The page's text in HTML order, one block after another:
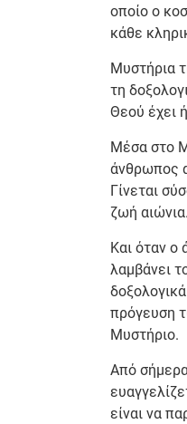
οποίο ο
κάθε
Μυστήρια
τη
Θεού έχει
Μέσα στο
άνθρωπος
Γίνεται
ζωή αιώνια.
Και όταν ο
λαμβάνει
πρόγευση
Μυστήριο.
Από
είναι να